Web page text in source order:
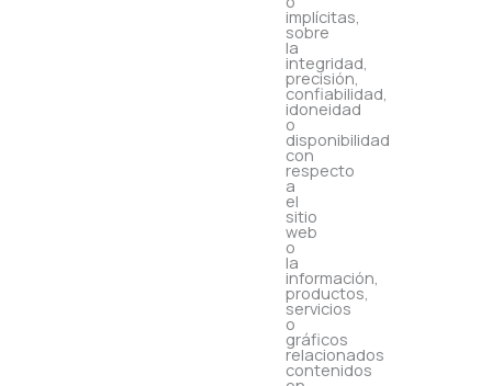
implícitas,
sobre
la
integridad,
precisión,
confiabilidad,
idoneidad
o
disponibilidad
con
respecto
a
el
sitio
web
o
la
información,
productos,
servicios
o
gráficos
relacionados
contenidos